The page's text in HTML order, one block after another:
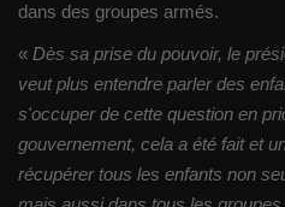
dans des groupes armés.
« Dès sa prise du pouvoir, le
veut plus entendre parler des
s'occuper de cette question en
gouvernement, cela a été fait et
récupérer tous les enfants non